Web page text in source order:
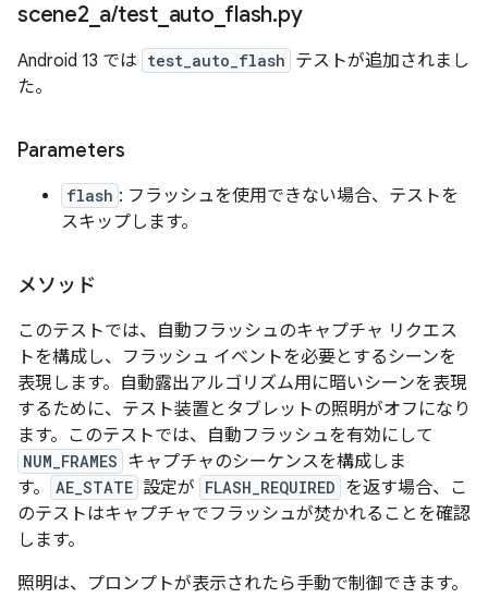
scene2 a/test_ auto flash.py
Android 13 では test_auto_flash テストが追加されまし
た。
Parameters
flash : フラッシュを使用できない場合、テストを
スキップします。
メソッド
このテストでは、自動フラッシュのキャプチャ リクエス
トを構成し、フラッシュ イベントを必要とするシーンを
表現します。自動露出アルゴリズム用に暗いシーンを表現
するために、テスト装置とタブレットの照明がオフになり
ます。このテストでは、自動フラッシュを有効にして
NUM_FRAMES キャプチャのシーケンスを構成しま
す。
AE_STATE 設定が FLASH_REQUIRED を返す場合、こ
のテストはキャプチャでフラッシュが焚かれることを確認
します。
照明は、プロンプトが表示されたら手動で制御できます。